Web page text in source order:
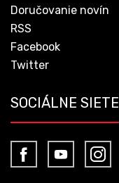
Doručovanie novín
RSS
Facebook
Twitter
SOCIÁLNE SIETE